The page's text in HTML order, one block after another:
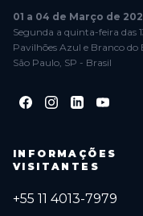
01 a 04 de Março de
Segunda a quinta-feira das
Pavilhões Azul e Branco do
São Paulo, SP - Brasil
INFORMAÇÕES
VISITANTES
+55 11 4013-7979